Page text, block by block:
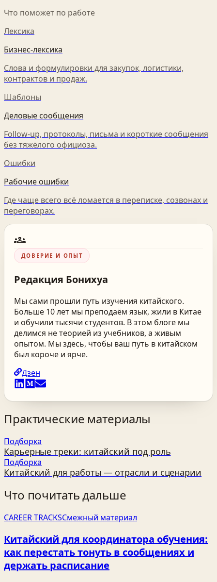
Что поможет по работе
Лексика
Бизнес-лексика
Слова и формулировки для закупок, логистики,
контрактов и продаж.
Шаблоны
Деловые сообщения
Follow-up, протоколы, письма и короткие сообщения
без тяжёлого официоза.
Ошибки
Рабочие ошибки
Где чаще всего всё ломается в переписке, созвонах и
переговорах.
groups
ДОВЕРИЕ И ОПЫТ
Редакция Бонихуа
Мы сами прошли путь изучения китайского.
Больше 10 лет мы преподаём язык, жили в Китае
и обучили тысячи студентов. В этом блоге мы
делимся не теорией из учебников, а живым
опытом. Мы здесь, чтобы ваш путь в китайском
был короче и ярче.
Дзен
Практические материалы
Подборка
Карьерные треки: китайский под роль
Подборка
Китайский для работы — отрасли и сценарии
Что почитать дальше
CAREER TRACKSСмежный материал
Китайский для координатора обучения:
как перестать тонуть в сообщениях и
держать расписание